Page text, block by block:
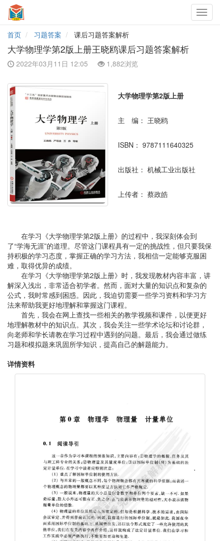
首页
习题答案 课后习题答案解析
大学物理学第2版上册王晓鸥课后习题答案解析
2022年03月11日 12:05 1,882浏览
大学物理学第2版上册
主 编： 王晓鸥
ISBN： 9787111640325
出版社： 机械工业出版社
上传者： 蔡政皓
在学习《大学物理学第2版上册》的过程中，我深刻体会到
了“学海无涯”的道理。尽管这门课程具有一定的挑战性，但只要我保
持积极的学习态度，掌握正确的学习方法，我相信一定能够克服困
难，取得优异的成绩。
在学习《大学物理学第2版上册》时，我发现教材内容丰富，讲
解深入浅出，非常适合初学者。然而，面对大量的知识点和复杂的
公式，我时常感到困惑。因此，我迫切需要一些学习资料和学习方
法来帮助我更好地理解和掌握这门课程。
首先，我会在网上查找一些相关的教学视频和课件，以便更好
地理解教材中的知识点。其次，我会关注一些学术论坛和讨论群，
向老师和学长请教在学习过程中遇到的问题。最后，我会通过做练
习题和模拟题来巩固所学知识，提高自己的解题能力。
详情资料